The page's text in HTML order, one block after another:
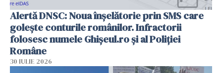
Alertă DNSC: Noua înșelătorie prin SMS care
golește conturile românilor. Infractorii
folosesc numele Ghișeul.ro și al Poliției
Române
30 IULIE 2026